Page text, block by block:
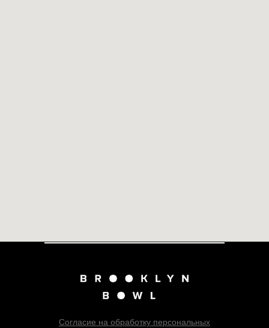
Согласие на обработку персональных